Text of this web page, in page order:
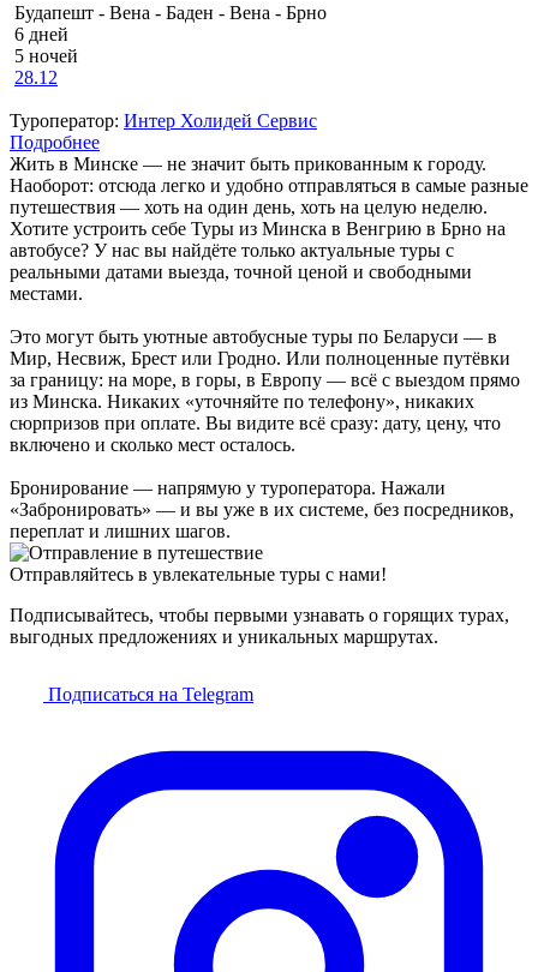
Будапешт - Вена - Баден - Вена - Брно
6 дней
5 ночей
28.12
Туроператор: Интер Холидей Сервис
Подробнее
Жить в Минске — не значит быть прикованным к городу.
Наоборот: отсюда легко и удобно отправляться в самые разные
путешествия — хоть на один день, хоть на целую неделю.
Хотите устроить себе Туры из Минска в Венгрию в Брно на
автобусе? У нас вы найдёте только актуальные туры с
реальными датами выезда, точной ценой и свободными
местами.
Это могут быть уютные автобусные туры по Беларуси — в
Мир, Несвиж, Брест или Гродно. Или полноценные путёвки
за границу: на море, в горы, в Европу — всё с выездом прямо
из Минска. Никаких «уточняйте по телефону», никаких
сюрпризов при оплате. Вы видите всё сразу: дату, цену, что
включено и сколько мест осталось.
Бронирование — напрямую у туроператора. Нажали
«Забронировать» — и вы уже в их системе, без посредников,
переплат и лишних шагов.
Отправляйтесь в увлекательные туры с нами!
Подписывайтесь, чтобы первыми узнавать о горящих турах,
выгодных предложениях и уникальных маршрутах.
Подписаться на Telegram